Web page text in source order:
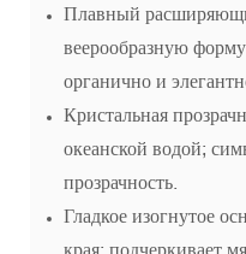
Плавный
веерообразную
органично и
Кристальная
океанской водой;
прозрачность.
Гладкое изогнутое
края; подчеркивает